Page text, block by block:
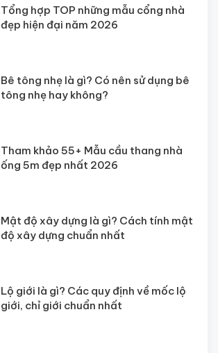
Tổng hợp TOP những mẫu cổng nhà
đẹp hiện đại năm 2026
Bê tông nhẹ là gì? Có nên sử dụng bê
tông nhẹ hay không?
Tham khảo 55+ Mẫu cầu thang nhà
ống 5m đẹp nhất 2026
Mật độ xây dựng là gì? Cách tính mật
độ xây dựng chuẩn nhất
Lộ giới là gì? Các quy định về mốc lộ
giới, chỉ giới chuẩn nhất